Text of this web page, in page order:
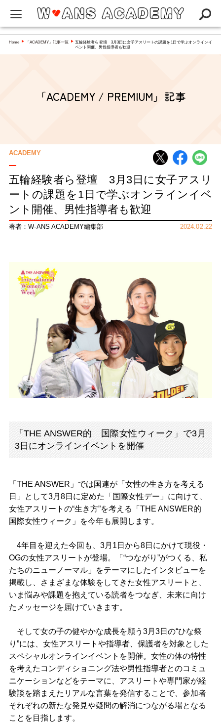
W-ANS ACADEMYってなに？
アカデミー
Home ▶ 「ACADEMY」記事一覧 ▶ 五輪経験者ら登壇 3月3日に女子アスリートの課題を1日で学ぶオンラインイ
ベント開催、男性指導者も歓迎
「ACADEMY / PREMIUM」記事
ACADEMY
五輪経験者ら登壇 3月3日に女子アスリ
ートの課題を1日で学ぶオンラインイベ
ント開催、男性指導者も歓迎
著者：W-ANS ACADEMY編集部 2024.02.22
「THE ANSWER的 国際女性ウィーク」で3月
3日にオンラインイベントを開催
「THE ANSWER」では国連が「女性の生き方を考える
日」として3月8日に定めた「国際女性デー」に向けて、
女性アスリートの“生き方”を考える「THE ANSWER的
国際女性ウィーク」を今年も展開します。
4年目を迎えた今回も、3月1日から8日にかけて現役・
OGの女性アスリートが登場。「“つながり”がつくる、私
たちのニューノーマル」をテーマにしたインタビューを
掲載し、さまざまな体験をしてきた女性アスリートと、
いま悩みや課題を抱えている読者をつなぎ、未来に向け
たメッセージを届けていきます。
そして女の子の健やかな成長を願う3月3日の“ひな祭
り”には、女性アスリートや指導者、保護者を対象とした
スペシャルオンラインイベントを開催。女性の体の特性
を考えたコンディショニング法や男性指導者とのコミュ
ニケーションなどをテーマに、アスリートや専門家が経
験談を踏まえたリアルな言葉を発信することで、参加者
それぞれの新たな発見や疑問の解消につながる場となる
ことを目指します。